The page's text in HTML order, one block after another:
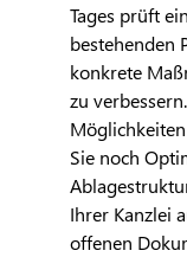
Tages prüft
bestehenden
konkrete
zu
Sie noch
Ihrer Kanzlei
offenen